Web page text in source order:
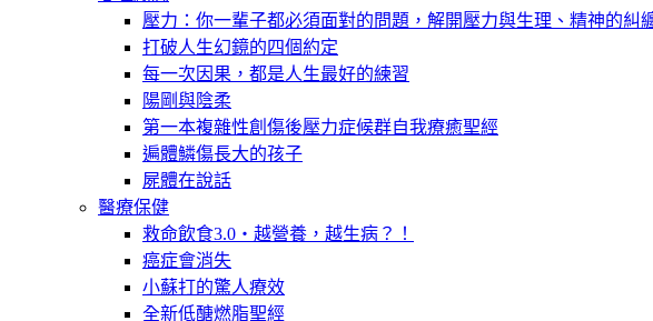
壓力：你一輩子都必須面對的問題，解開壓力與生理、精神的糾
打破人生幻鏡的四個約定
每一次因果，都是人生最好的練習
陽剛與陰柔
第一本複雜性創傷後壓力症候群自我療癒聖經
遍體鱗傷長大的孩子
屍體在說話
醫療保健
救命飲食3.0‧越營養，越生病？！
癌症會消失
小蘇打的驚人療效
全新低醣燃脂聖經